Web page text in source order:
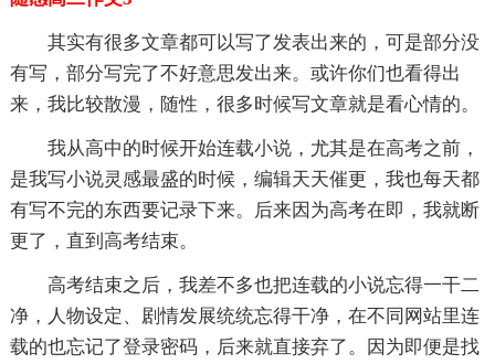
其实有很多文章都可以写了发表出来的，可是部分没
有写，部分写完了不好意思发出来。或许你们也看得出
来，我比较散漫，随性，很多时候写文章就是看心情的。
我从高中的时候开始连载小说，尤其是在高考之前，
是我写小说灵感最盛的时候，编辑天天催更，我也每天都
有写不完的东西要记录下来。后来因为高考在即，我就断
更了，直到高考结束。
高考结束之后，我差不多也把连载的小说忘得一干二
净，人物设定、剧情发展统统忘得干净，在不同网站里连
载的也忘记了登录密码，后来就直接弃了。因为即便是找